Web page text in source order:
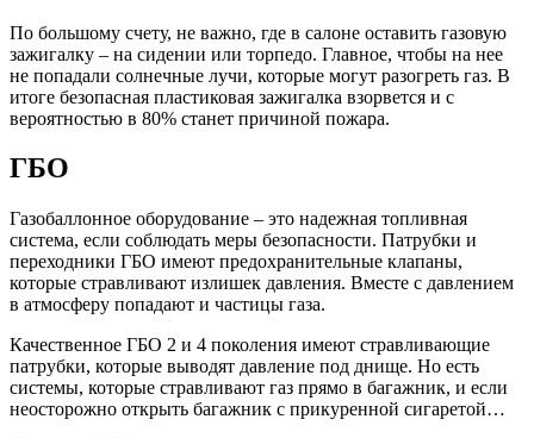
По большому счету, не важно, где в салоне оставить газовую
зажигалку – на сидении или торпедо. Главное, чтобы на нее
не попадали солнечные лучи, которые могут разогреть газ. В
итоге безопасная пластиковая зажигалка взорвется и с
вероятностью в 80% станет причиной пожара.
ГБО
Газобаллонное оборудование – это надежная топливная
система, если соблюдать меры безопасности. Патрубки и
переходники ГБО имеют предохранительные клапаны,
которые стравливают излишек давления. Вместе с давлением
в атмосферу попадают и частицы газа.
Качественное ГБО 2 и 4 поколения имеют стравливающие
патрубки, которые выводят давление под днище. Но есть
системы, которые стравливают газ прямо в багажник, и если
неосторожно открыть багажник с прикуренной сигаретой…